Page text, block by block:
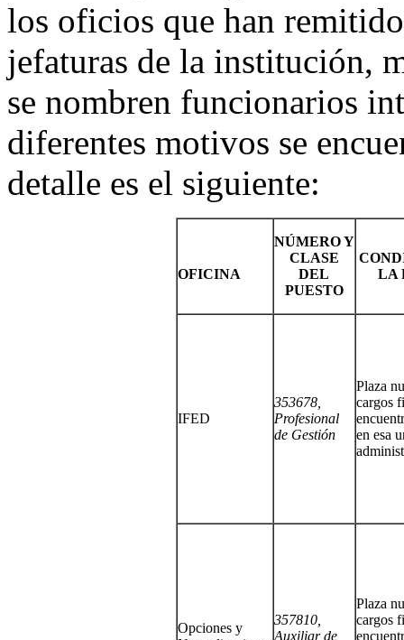
los oficios que han
jefaturas de la institución,
se nombren funcionarios
diferentes motivos se
detalle es el siguiente:
OFICINA
NÚMERO Y
CLASE
DEL
PUESTO
LA
IFED
353678,
Profesional
de Gestión
Plaza
cargos
en esa
Opciones y
357810,
Auxiliar de
Plaza
cargos